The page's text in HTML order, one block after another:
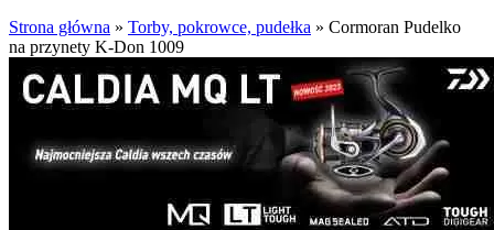
Strona główna » Torby, pokrowce, pudełka » Cormoran Pudelko
na przynety K-Don 1009